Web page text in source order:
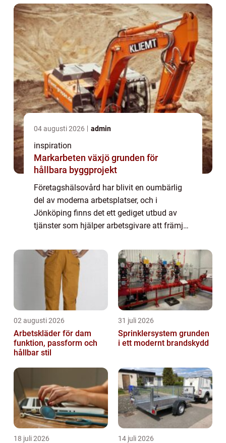
04 augusti 2026 admin
inspiration
Markarbeten växjö grunden för
hållbara byggprojekt
Företagshälsovård har blivit en oumbärlig
del av moderna arbetsplatser, och i
Jönköping finns det ett gediget utbud av
tjänster som hjälper arbetsgivare att främja
02 augusti 2026
Arbetskläder för dam
funktion, passform och
hållbar stil
31 juli 2026
Sprinklersystem grunden
i ett modernt brandskydd
18 juli 2026 14 juli 2026